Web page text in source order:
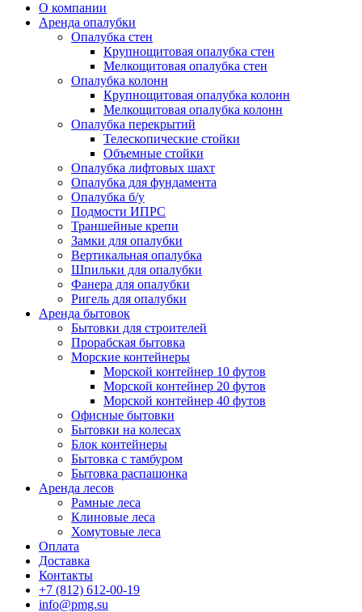
О компании
Аренда опалубки
Опалубка стен
Крупнощитовая опалубка стен
Мелкощитовая опалубка стен
Опалубка колонн
Крупнощитовая опалубка колонн
Мелкощитовая опалубка колонн
Опалубка перекрытий
Телескопические стойки
Объемные стойки
Опалубка лифтовых шахт
Опалубка для фундамента
Опалубка б/у
Подмости ИПРС
Траншейные крепи
Замки для опалубки
Вертикальная опалубка
Шпильки для опалубки
Фанера для опалубки
Ригель для опалубки
Аренда бытовок
Бытовки для строителей
Прорабская бытовка
Морские контейнеры
Морской контейнер 10 футов
Морской контейнер 20 футов
Морской контейнер 40 футов
Офисные бытовки
Бытовки на колесах
Блок контейнеры
Бытовка с тамбуром
Бытовка распашонка
Аренда лесов
Рамные леса
Клиновые леса
Хомутовые леса
Оплата
Доставка
Контакты
+7 (812) 612-00-19
info@pmg.su